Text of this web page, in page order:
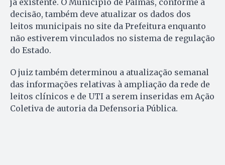
decisão, também deve atualizar os dados dos
leitos municipais no site da Prefeitura enquanto
não estiverem vinculados no sistema de regulação
do Estado.
O juiz também determinou a atualização semanal
das informações relativas à ampliação da rede de
leitos clínicos e de UTI a serem inseridas em Ação
Coletiva de autoria da Defensoria Pública.